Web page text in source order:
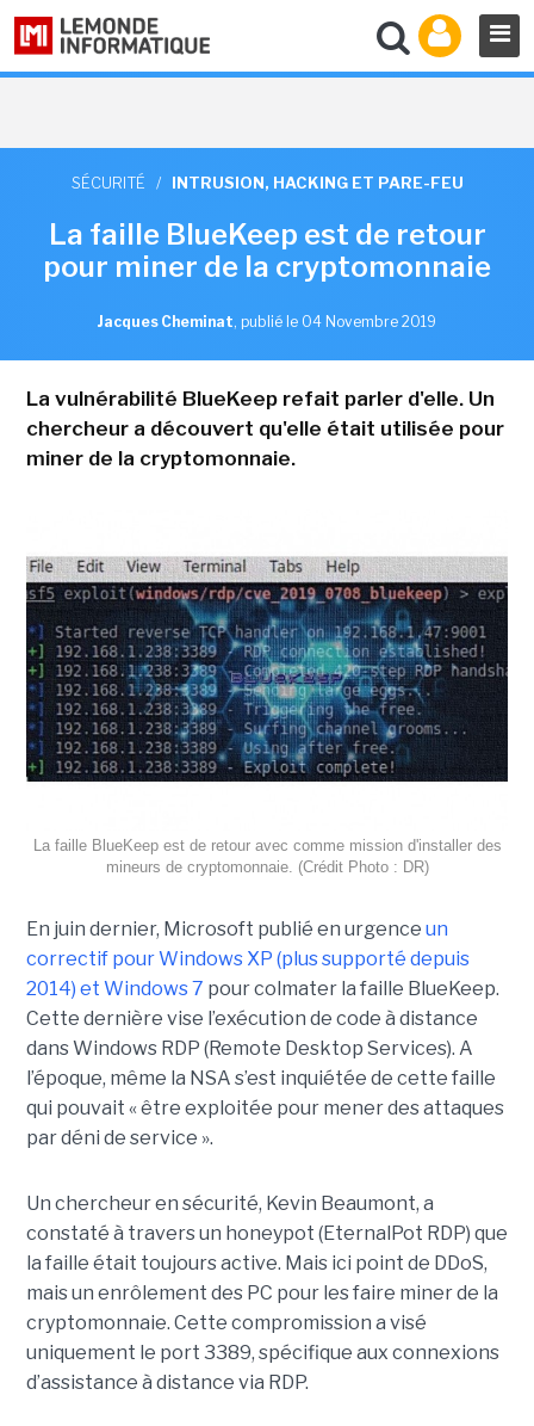
SÉCURITÉ / INTRUSION, HACKING ET PARE-FEU
La faille BlueKeep est de retour
pour miner de la cryptomonnaie
Jacques Cheminat, publié le 04 Novembre 2019
La vulnérabilité BlueKeep refait parler d'elle. Un
chercheur a découvert qu'elle était utilisée pour
miner de la cryptomonnaie.
La faille BlueKeep est de retour avec comme mission d'installer des
mineurs de cryptomonnaie. (Crédit Photo : DR)
En juin dernier, Microsoft publié en urgence un
correctif pour Windows XP (plus supporté depuis
2014) et Windows 7 pour colmater la faille BlueKeep.
Cette dernière vise l’exécution de code à distance
dans Windows RDP (Remote Desktop Services). A
l’époque, même la NSA s’est inquiétée de cette faille
qui pouvait « être exploitée pour mener des attaques
par déni de service ».
Un chercheur en sécurité, Kevin Beaumont, a
constaté à travers un honeypot (EternalPot RDP) que
la faille était toujours active. Mais ici point de DDoS,
mais un enrôlement des PC pour les faire miner de la
cryptomonnaie. Cette compromission a visé
uniquement le port 3389, spécifique aux connexions
d’assistance à distance via RDP.